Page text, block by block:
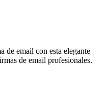
de email con esta elegante
de email profesionales.